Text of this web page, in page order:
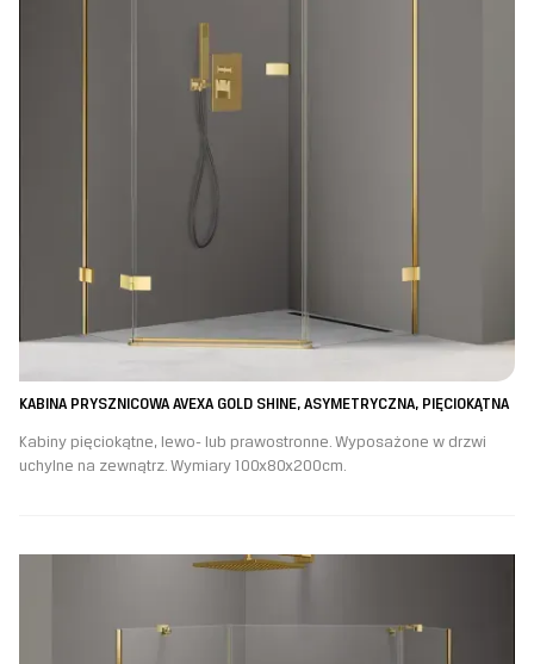
KABINA PRYSZNICOWA AVEXA GOLD SHINE, ASYMETRYCZNA, PIĘCIOKĄTNA
Kabiny pięciokątne, lewo- lub prawostronne. Wyposażone w drzwi
uchylne na zewnątrz. Wymiary 100x80x200cm.